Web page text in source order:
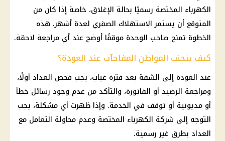
الكهرباء المختصة رسميًا بحالة الإغلاق، خاصة إذا كان من
المتوقع أن يستمرالاستهلاك الصفري لعدة أشهر. هذه
الخطوة تمنح صاحب الوحدة موقفًا أوضح عند أي مراجعة لاحقة.
كيف يتجنب المواطن المفاجآت عند العودة؟
عند العودة إلى الشقة بعد فترة غياب، يجب فحص العداد أولًا،
ومراجعة الرصيد أو الفاتورة، والتأكد من عدم وجود رسائل خطأ
أو مديونية أو توقف في الخدمة. وإذا ظهرت أي مشكلة، يجب
التوجه إلى شركة الكهرباء المختصة وعدم محاولة التعامل مع
العداد بطرق غير رسمية.